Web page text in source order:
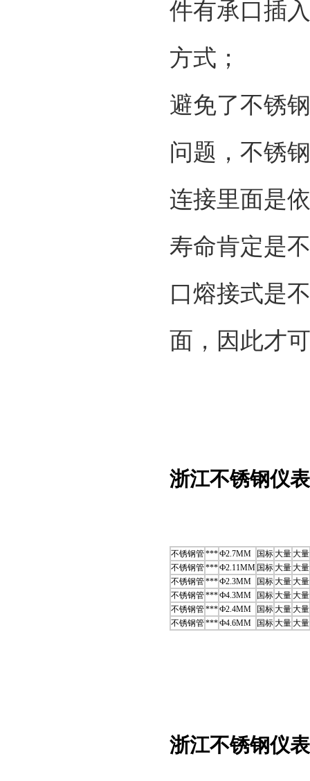
件有承口插
方式；
避免了不锈
问题，不锈
连接里面是
寿命肯定是
口熔接式是
面，因此才
浙江不锈钢仪
不锈钢管***Ф2.7MM 国标大量大量
不锈钢管***Ф2.11MM 国标大量大量
不锈钢管***Ф2.3MM 国标大量大量
不锈钢管***Ф4.3MM 国标大量大量
不锈钢管***Ф2.4MM 国标大量大量
不锈钢管***Ф4.6MM 国标大量大量
浙江不锈钢仪